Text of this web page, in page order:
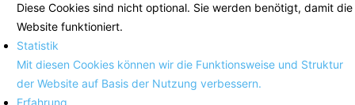
Diese Cookies sind nicht optional. Sie werden benötigt, damit die
Website funktioniert.
Statistik
Mit diesen Cookies können wir die Funktionsweise und Struktur
der Website auf Basis der Nutzung verbessern.